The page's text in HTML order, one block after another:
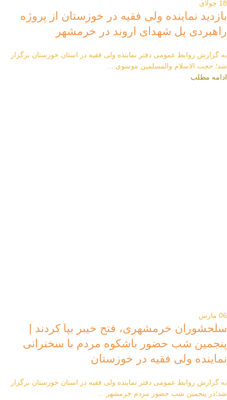
18 جولای
بازدید نماینده ولی فقیه در خوزستان از پروژه
راهبردی پل شهدای اروند در خرمشهر
به گزارش روابط عمومی دفتر نماینده ولی فقیه در استان خوزستان برگزار
شد؛ حجت الاسلام والمسلمین موسوی ...
ادامه مطلب
06 مارس
سلحشوران خرمشهری، فتح خیبر بپا کردند |
پنجمین شب حضور باشکوه مردم با سخنرانی
نماینده ولی فقیه در خوزستان
به گزارش روابط عمومی دفتر نماینده ولی فقیه در استان خوزستان برگزار
شد؛در پنجمین شب حضور مردم خرمشهر ...